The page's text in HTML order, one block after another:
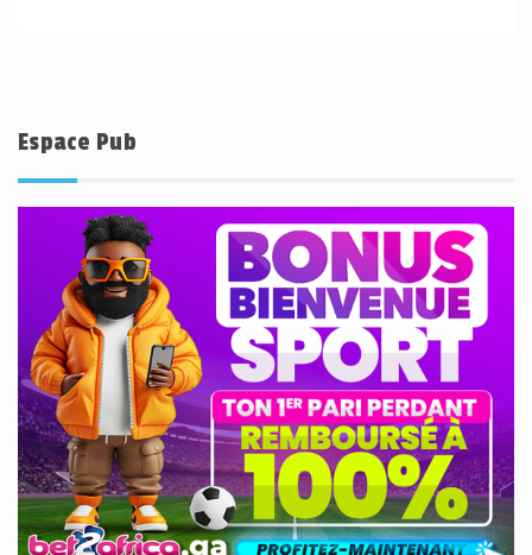
Espace Pub